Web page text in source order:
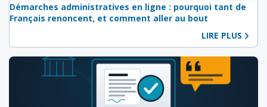
Démarches administratives en ligne : pourquoi tant de
Français renoncent, et comment aller au bout
LIRE PLUS